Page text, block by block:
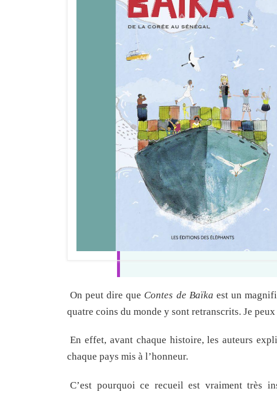
On peut dire que Contes de Baïka est un
quatre coins du monde y sont retranscrits. Je
En effet, avant chaque histoire, les auteurs
chaque pays mis à l’honneur.
C’est pourquoi ce recueil est vraiment très